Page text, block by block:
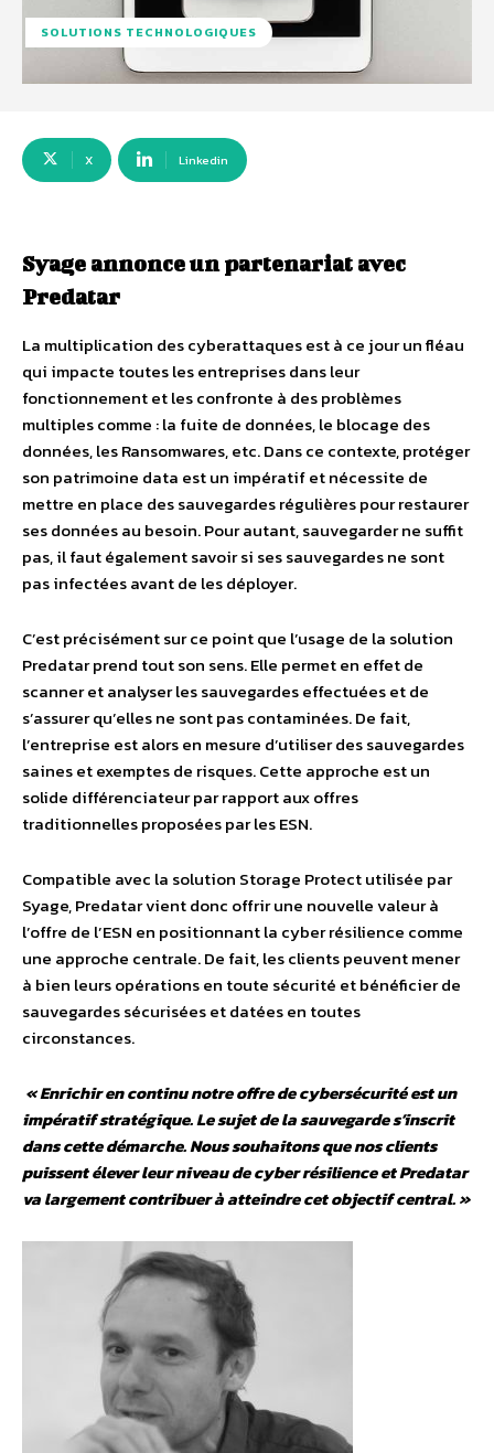
SOLUTIONS TECHNOLOGIQUES
X Linkedin
Syage annonce un partenariat avec
Predatar
La multiplication des cyberattaques est à ce jour un fléau
qui impacte toutes les entreprises dans leur
fonctionnement et les confronte à des problèmes
multiples comme : la fuite de données, le blocage des
données, les Ransomwares, etc. Dans ce contexte, protéger
son patrimoine data est un impératif et nécessite de
mettre en place des sauvegardes régulières pour restaurer
ses données au besoin. Pour autant, sauvegarder ne suffit
pas, il faut également savoir si ses sauvegardes ne sont
pas infectées avant de les déployer.
C’est précisément sur ce point que l’usage de la solution
Predatar prend tout son sens. Elle permet en effet de
scanner et analyser les sauvegardes effectuées et de
s’assurer qu’elles ne sont pas contaminées. De fait,
l’entreprise est alors en mesure d’utiliser des sauvegardes
saines et exemptes de risques. Cette approche est un
solide différenciateur par rapport aux offres
traditionnelles proposées par les ESN.
Compatible avec la solution Storage Protect utilisée par
Syage, Predatar vient donc offrir une nouvelle valeur à
l’offre de l’ESN en positionnant la cyber résilience comme
une approche centrale. De fait, les clients peuvent mener
à bien leurs opérations en toute sécurité et bénéficier de
sauvegardes sécurisées et datées en toutes
circonstances.
« Enrichir en continu notre offre de cybersécurité est un
impératif stratégique. Le sujet de la sauvegarde s’inscrit
dans cette démarche. Nous souhaitons que nos clients
puissent élever leur niveau de cyber résilience et Predatar
va largement contribuer à atteindre cet objectif central. »